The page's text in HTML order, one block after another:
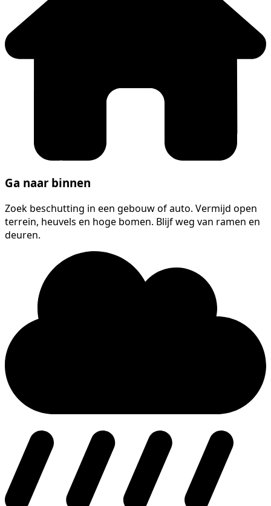
Ga naar binnen
Zoek beschutting in een gebouw of auto. Vermijd open
terrein, heuvels en hoge bomen. Blijf weg van ramen en
deuren.